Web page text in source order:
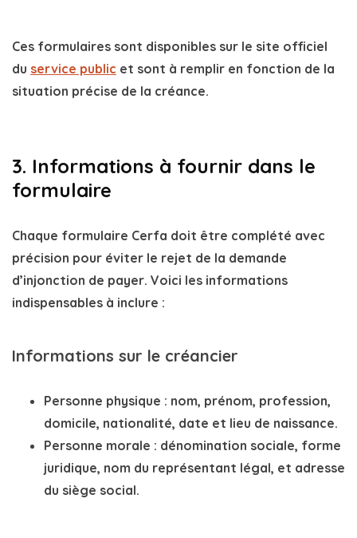
Ces formulaires sont disponibles sur le site officiel
du service public et sont à remplir en fonction de la
situation précise de la créance.
3. Informations à fournir dans le
formulaire
Chaque formulaire Cerfa doit être complété avec
précision pour éviter le rejet de la demande
d’injonction de payer. Voici les informations
indispensables à inclure :
Informations sur le créancier
Personne physique : nom, prénom, profession,
domicile, nationalité, date et lieu de naissance.
Personne morale : dénomination sociale, forme
juridique, nom du représentant légal, et adresse
du siège social.